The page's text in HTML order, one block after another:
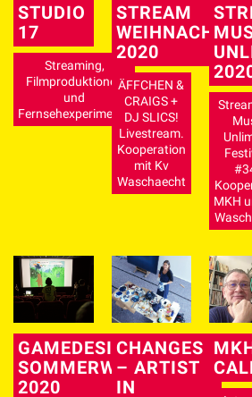
STUDIO
17
Streaming,
Filmproduktionen
und
Fernsehexperimente
STREAM
2020
ÄFFCHEN &
CRAIGS +
DJ SLICS!
Livestream.
Kooperation
mit Kv
Waschaecht
MKH
GAMEDESIGN
SOMMERWORKSHOP
2020
CHANGES
– ARTIST
IN